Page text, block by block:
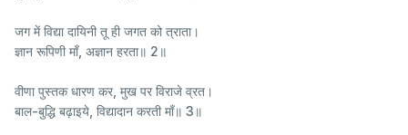
जग में विद्या दायिनी तू ही जगत को त्राता।
ज्ञान रूपिणी माँ, अज्ञान हरता॥ 2॥
वीणा पुस्तक धारण कर, मुख पर विराजे व्रत।
बाल-बुद्धि बढ़ाइये, विद्यादान करती माँ॥ 3॥